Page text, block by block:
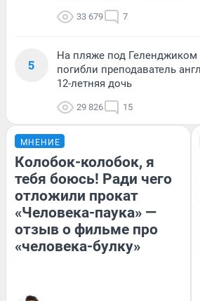
33 679 7
5
На пляже под
погибли преподаватель
12-летняя дочь
29 826 15
МНЕНИЕ
Колобок-колобок, я
тебя боюсь! Ради чего
отложили прокат
«Человека-паука» —
отзыв о фильме про
«человека-булку»